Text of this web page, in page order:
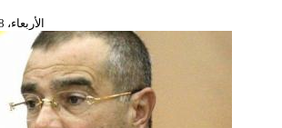
الأربعاء، 28 ديسمبر، 2022 - 11:23